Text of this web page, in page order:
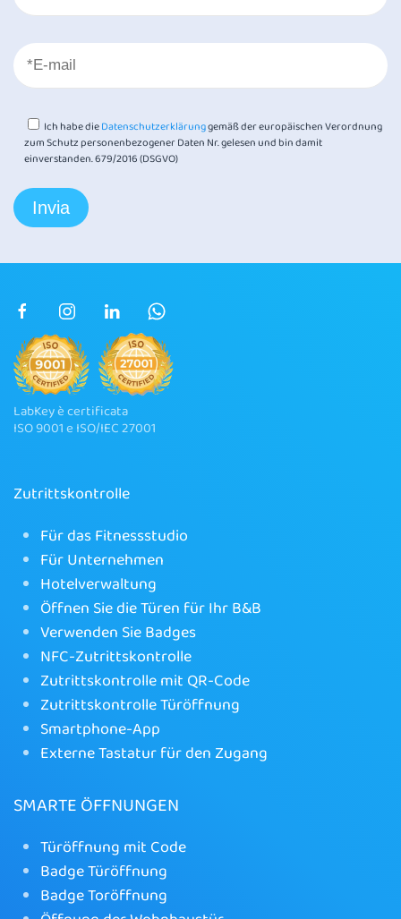
Ich habe dieDatenschutzerklärunggemäß der europäischen Verordnung
zum Schutz personenbezogener Daten Nr. gelesen und bin damit
einverstanden. 679/2016 (DSGVO)
LabKey è certificata
ISO 9001 e ISO/IEC 27001
Zutrittskontrolle
Für das Fitnessstudio
Für Unternehmen
Hotelverwaltung
Öffnen Sie die Türen für Ihr B&B
Verwenden Sie Badges
NFC-Zutrittskontrolle
Zutrittskontrolle mit QR-Code
Zutrittskontrolle Türöffnung
Smartphone-App
Externe Tastatur für den Zugang
SMARTE ÖFFNUNGEN
Türöffnung mit Code
Badge Türöffnung
Badge Toröffnung